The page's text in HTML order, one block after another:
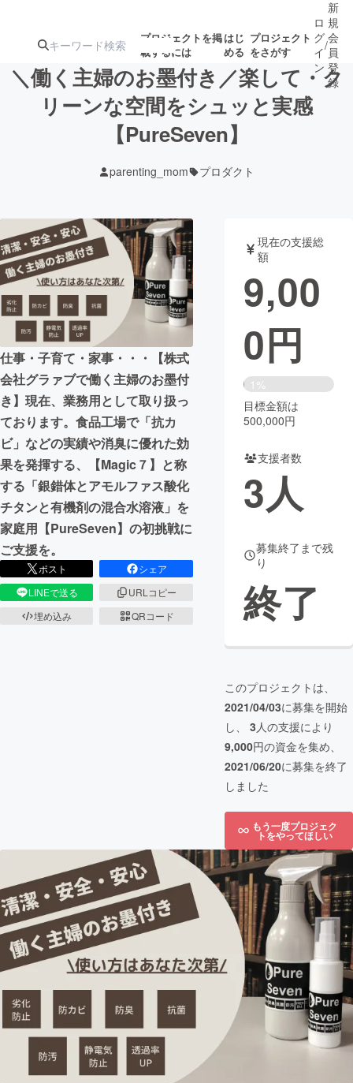
プロジェクトを掲
載するには
はじ
める
プロジェクト
をさがす
注目の新着プロ募集終了が近いプ
テクノロジー・ガジェット
映像・映画 書籍・雑誌
ビジネス・起業 チャレンジ
まちづくり・地域活性化
CAMPFIRE for Social Good
CAMPFIRE Creation
CAMPFIREふるさと納税machi-ya コミュニティ
ロ
グ
イ
ン
/
新
規
会
員
登
録
＼働く主婦のお墨付き／楽して・ク
リーンな空間をシュッと実感
【PureSeven】
parenting_mom プロダクト
仕事・子育て・家事・・・【株式
会社グラァブで働く主婦のお墨付
き】現在、業務用として取り扱っ
ております。食品工場で「抗カ
ビ」などの実績や消臭に優れた効
果を発揮する、【Magic７】と称
する「銀錯体とアモルファス酸化
チタンと有機剤の混合水溶液」を
家庭用【PureSeven】の初挑戦に
ご支援を。
ポスト
シェア
LINEで送る
URLコピー
埋め込み
QRコード
現在の支援総
額
9,00
0円
1%
目標金額は
500,000円
支援者数
3人
募集終了まで残
り
終了
このプロジェクトは、
2021/04/03に募集を開始
し、 3人の支援により
9,000円の資金を集め、
2021/06/20に募集を終了
しました
もう一度プロジェク
トをやってほしい